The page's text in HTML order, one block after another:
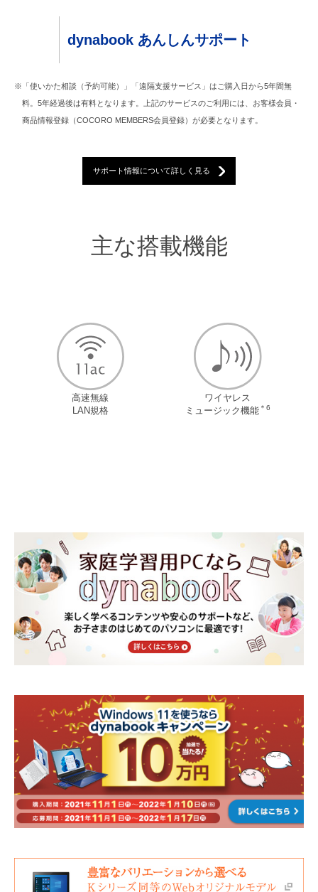
dynabook あんしんサポート
※「使いかた相談（予約可能）」「遠隔支援サービス」はご購入日から5年間無
料。5年経過後は有料となります。上記のサービスのご利用には、お客様会員・
商品情報登録（COCORO MEMBERS会員登録）が必要となります。
サポート情報について詳しく見る
主な搭載機能
高速無線
LAN規格
ワイヤレス
ミュージック機能＊6